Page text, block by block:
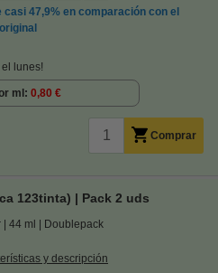
casi 47,9% en comparación con el
el lunes!
ml 0,80 €
Comprar
123tinta) | Pack 2 uds
44 ml Doublepack
y descripción